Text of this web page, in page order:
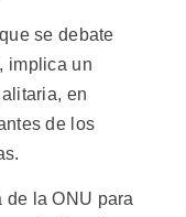
se debate
implica un
en
de los
de la ONU para